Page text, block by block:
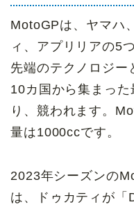
MotoGPは、ヤマハ、
ィ、アプリリアの5
先端のテクノロジー
10カ国から集まっ
り、競われます。
量は1000ccです。
2023年シーズンの
は、ドゥカティが